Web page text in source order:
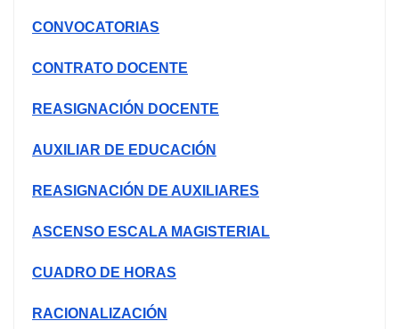
CONVOCATORIAS
CONTRATO DOCENTE
REASIGNACIÓN DOCENTE
AUXILIAR DE EDUCACIÓN
REASIGNACIÓN DE AUXILIARES
ASCENSO ESCALA MAGISTERIAL
CUADRO DE HORAS
RACIONALIZACIÓN